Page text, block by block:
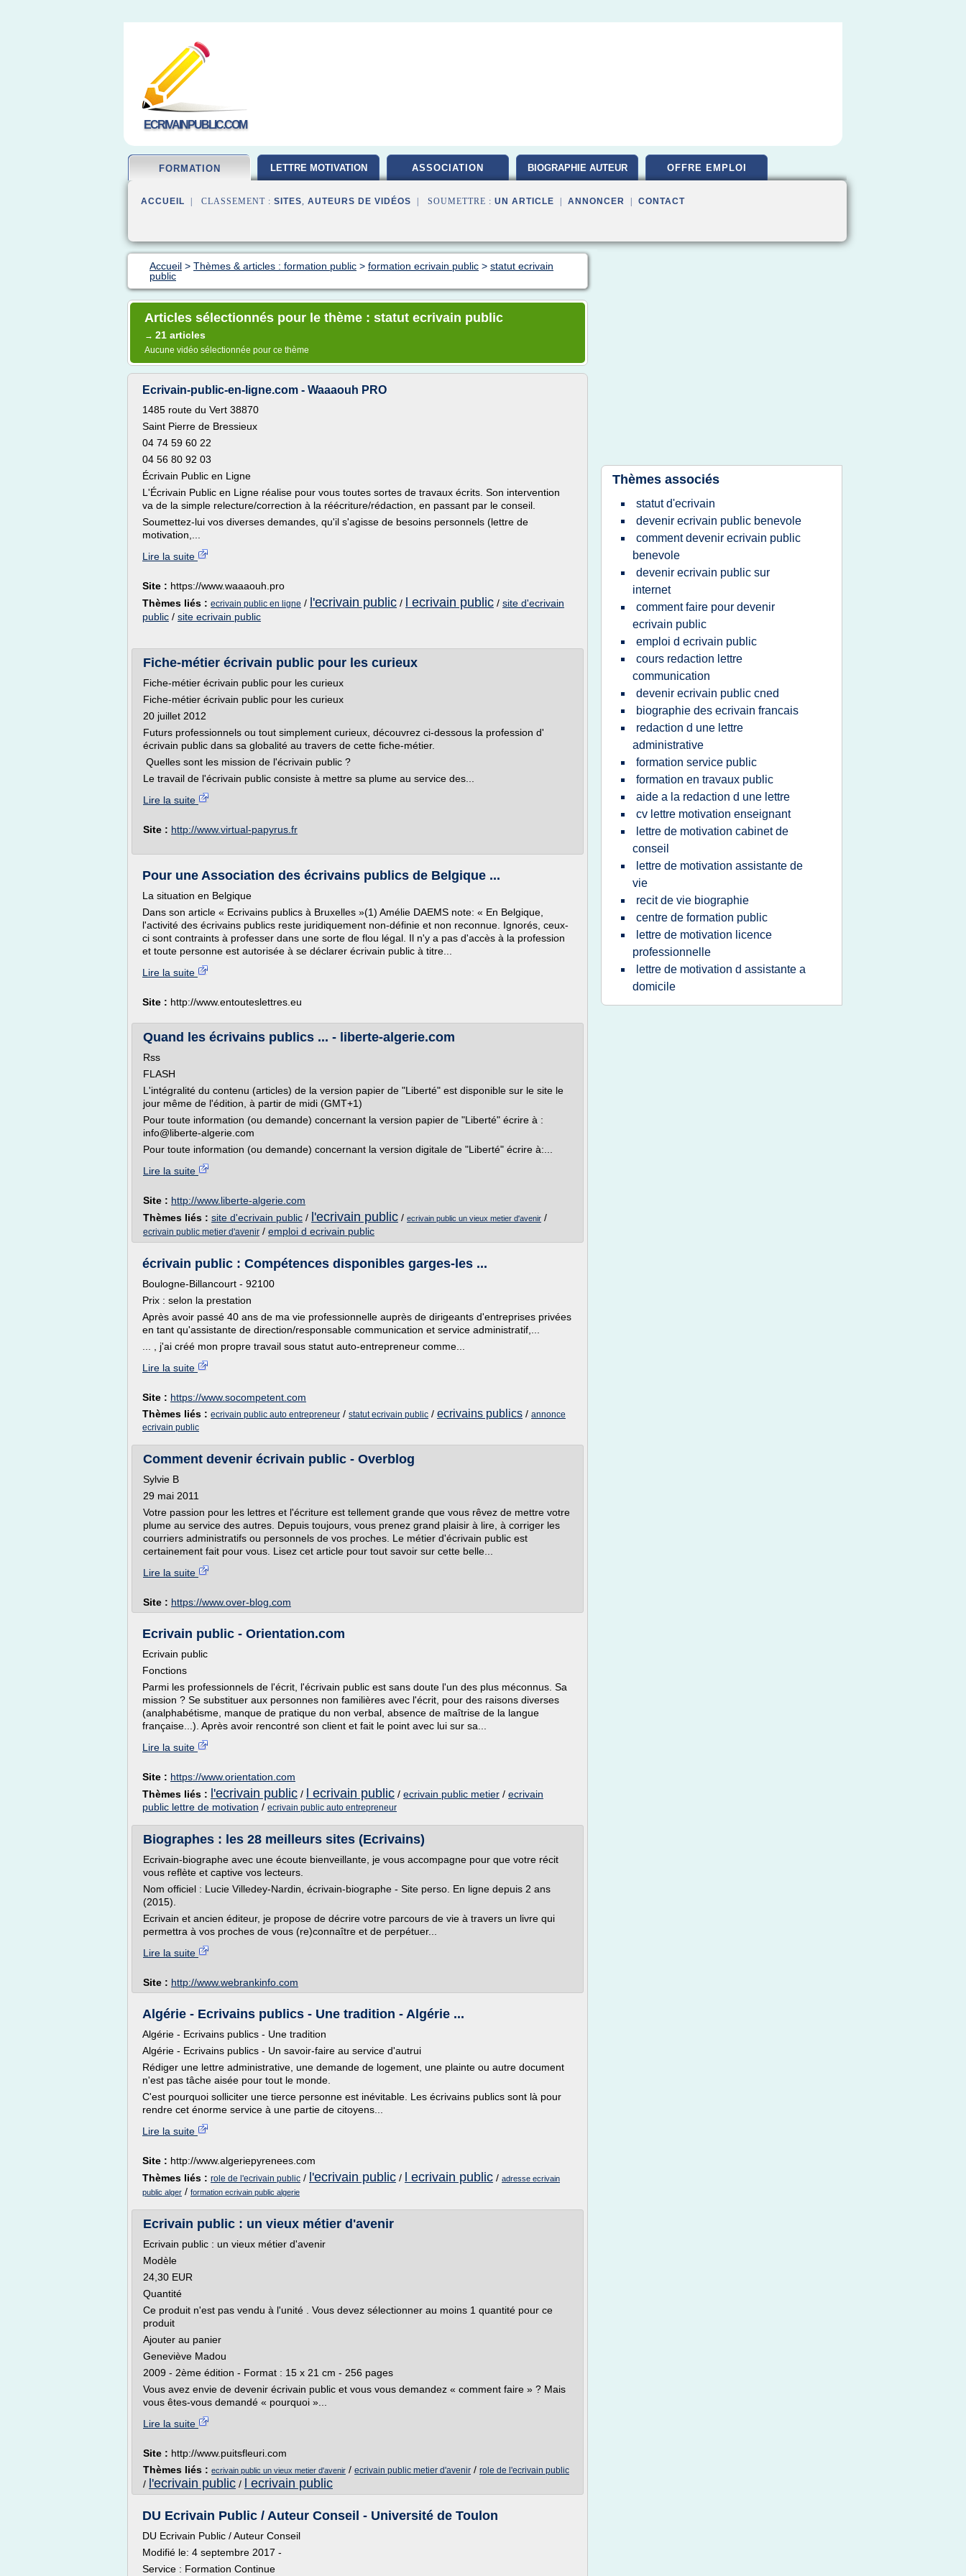
ECRIVAINPUBLIC.COM
FORMATION LETTRE MOTIVATION ASSOCIATION BIOGRAPHIE AUTEUR OFFRE EMPLOI
ACCUEIL | CLASSEMENT : SITES, AUTEURS DE VIDÉOS | SOUMETTRE : UN ARTICLE ANNONCER CONTACT
Accueil > Thèmes & articles : formation public > formation ecrivain public > statut ecrivain
public
Articles sélectionnés pour le thème : statut ecrivain public
→ 21 articles
Aucune vidéo sélectionnée pour ce thème
Ecrivain-public-en-ligne.com - Waaaouh PRO
1485 route du Vert 38870
Saint Pierre de Bressieux
04 74 59 60 22
04 56 80 92 03
Écrivain Public en Ligne
L'Écrivain Public en Ligne réalise pour vous toutes sortes de travaux écrits. Son intervention
va de la simple relecture/correction à la réécriture/rédaction, en passant par le conseil.
Soumettez-lui vos diverses demandes, qu'il s'agisse de besoins personnels (lettre de
motivation,...
Lire la suite
Site : https://www.waaaouh.pro
Thèmes liés : ecrivain public en ligne / l'ecrivain public / l ecrivain public / site d'ecrivain
public / site ecrivain public
Fiche-métier écrivain public pour les curieux
Fiche-métier écrivain public pour les curieux
Fiche-métier écrivain public pour les curieux
20 juillet 2012
Futurs professionnels ou tout simplement curieux, découvrez ci-dessous la profession d'
écrivain public dans sa globalité au travers de cette fiche-métier.
Quelles sont les mission de l'écrivain public ?
Le travail de l'écrivain public consiste à mettre sa plume au service des...
Lire la suite
Site : http://www.virtual-papyrus.fr
Pour une Association des écrivains publics de Belgique ...
La situation en Belgique
Dans son article « Ecrivains publics à Bruxelles »(1) Amélie DAEMS note: « En Belgique,
l'activité des écrivains publics reste juridiquement non-définie et non reconnue. Ignorés, ceux-
ci sont contraints à professer dans une sorte de flou légal. Il n'y a pas d'accès à la profession
et toute personne est autorisée à se déclarer écrivain public à titre...
Lire la suite
Site : http://www.entouteslettres.eu
Quand les écrivains publics ... - liberte-algerie.com
Rss
FLASH
L'intégralité du contenu (articles) de la version papier de "Liberté" est disponible sur le site le
jour même de l'édition, à partir de midi (GMT+1)
Pour toute information (ou demande) concernant la version papier de "Liberté" écrire à :
info@liberte-algerie.com
Pour toute information (ou demande) concernant la version digitale de "Liberté" écrire à:...
Lire la suite
Site : http://www.liberte-algerie.com
Thèmes liés : site d'ecrivain public / l'ecrivain public / ecrivain public un vieux metier d'avenir /
ecrivain public metier d'avenir / emploi d ecrivain public
écrivain public : Compétences disponibles garges-les ...
Boulogne-Billancourt - 92100
Prix : selon la prestation
Après avoir passé 40 ans de ma vie professionnelle auprès de dirigeants d'entreprises privées
en tant qu'assistante de direction/responsable communication et service administratif,...
... , j'ai créé mon propre travail sous statut auto-entrepreneur comme...
Lire la suite
Site : https://www.socompetent.com
Thèmes liés : ecrivain public auto entrepreneur / statut ecrivain public / ecrivains publics / annonce
ecrivain public
Comment devenir écrivain public - Overblog
Sylvie B
29 mai 2011
Votre passion pour les lettres et l'écriture est tellement grande que vous rêvez de mettre votre
plume au service des autres. Depuis toujours, vous prenez grand plaisir à lire, à corriger les
courriers administratifs ou personnels de vos proches. Le métier d'écrivain public est
certainement fait pour vous. Lisez cet article pour tout savoir sur cette belle...
Lire la suite
Site : https://www.over-blog.com
Ecrivain public - Orientation.com
Ecrivain public
Fonctions
Parmi les professionnels de l'écrit, l'écrivain public est sans doute l'un des plus méconnus. Sa
mission ? Se substituer aux personnes non familières avec l'écrit, pour des raisons diverses
(analphabétisme, manque de pratique du non verbal, absence de maîtrise de la langue
française...). Après avoir rencontré son client et fait le point avec lui sur sa...
Lire la suite
Site : https://www.orientation.com
Thèmes liés :
l'ecrivain public / l ecrivain public / ecrivain public metier / ecrivain
public lettre de motivation / ecrivain public auto entrepreneur
Biographes : les 28 meilleurs sites (Ecrivains)
Ecrivain-biographe avec une écoute bienveillante, je vous accompagne pour que votre récit
vous reflète et captive vos lecteurs.
Nom officiel : Lucie Villedey-Nardin, écrivain-biographe - Site perso. En ligne depuis 2 ans
(2015).
Ecrivain et ancien éditeur, je propose de décrire votre parcours de vie à travers un livre qui
permettra à vos proches de vous (re)connaître et de perpétuer...
Lire la suite
Site : http://www.webrankinfo.com
Algérie - Ecrivains publics - Une tradition - Algérie ...
Algérie - Ecrivains publics - Une tradition
Algérie - Ecrivains publics - Un savoir-faire au service d'autrui
Rédiger une lettre administrative, une demande de logement, une plainte ou autre document
n'est pas tâche aisée pour tout le monde.
C'est pourquoi solliciter une tierce personne est inévitable. Les écrivains publics sont là pour
rendre cet énorme service à une partie de citoyens...
Lire la suite
Site : http://www.algeriepyrenees.com
Thèmes liés : role de l'ecrivain public / l'ecrivain public / l ecrivain public / adresse ecrivain
public alger / formation ecrivain public algerie
Ecrivain public : un vieux métier d'avenir
Ecrivain public : un vieux métier d'avenir
Modèle
24,30 EUR
Quantité
Ce produit n'est pas vendu à l'unité . Vous devez sélectionner au moins 1 quantité pour ce
produit
Ajouter au panier
Geneviève Madou
2009 - 2ème édition - Format : 15 x 21 cm - 256 pages
Vous avez envie de devenir écrivain public et vous vous demandez « comment faire » ? Mais
vous êtes-vous demandé « pourquoi »...
Lire la suite
Site : http://www.puitsfleuri.com
Thèmes liés : ecrivain public un vieux metier d'avenir / ecrivain public metier d'avenir / role de l'ecrivain public
/ l'ecrivain public / l ecrivain public
DU Ecrivain Public / Auteur Conseil - Université de Toulon
DU Ecrivain Public / Auteur Conseil
Modifié le: 4 septembre 2017 -
Service : Formation Continue
Thèmes associés
statut d'ecrivain
devenir ecrivain public benevole
comment devenir ecrivain public
benevole
devenir ecrivain public sur
internet
comment faire pour devenir
ecrivain public
emploi d ecrivain public
cours redaction lettre
communication
devenir ecrivain public cned
biographie des ecrivain francais
redaction d une lettre
administrative
formation service public
formation en travaux public
aide a la redaction d une lettre
cv lettre motivation enseignant
lettre de motivation cabinet de
conseil
lettre de motivation assistante de
vie
recit de vie biographie
centre de formation public
lettre de motivation licence
professionnelle
lettre de motivation d assistante a
domicile